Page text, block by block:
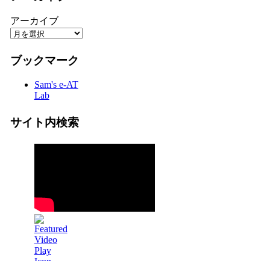
アーカイブ
ブックマーク
Sam's e-AT
Lab
サイト内検索